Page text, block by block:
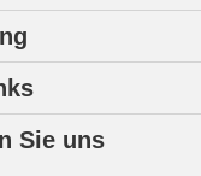
Sie uns